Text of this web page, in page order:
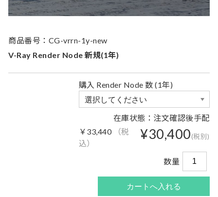
商品番号：CG-vrrn-1y-new
V-Ray Render Node 新規(1年)
購入 Render Node 数 (1年)
在庫状態：注文確認後手配
¥30,400(税別)
￥33,440
（税
込）
数量